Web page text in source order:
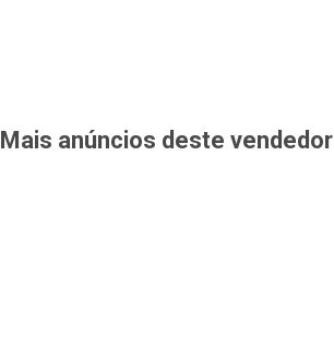
Mais anúncios deste vendedor